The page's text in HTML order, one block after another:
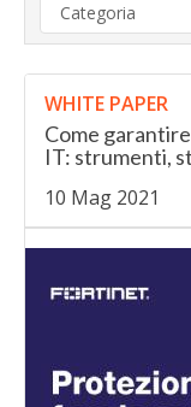
Categoria
WHITE PAPER
Come
IT: strumenti,
10 Mag 2021